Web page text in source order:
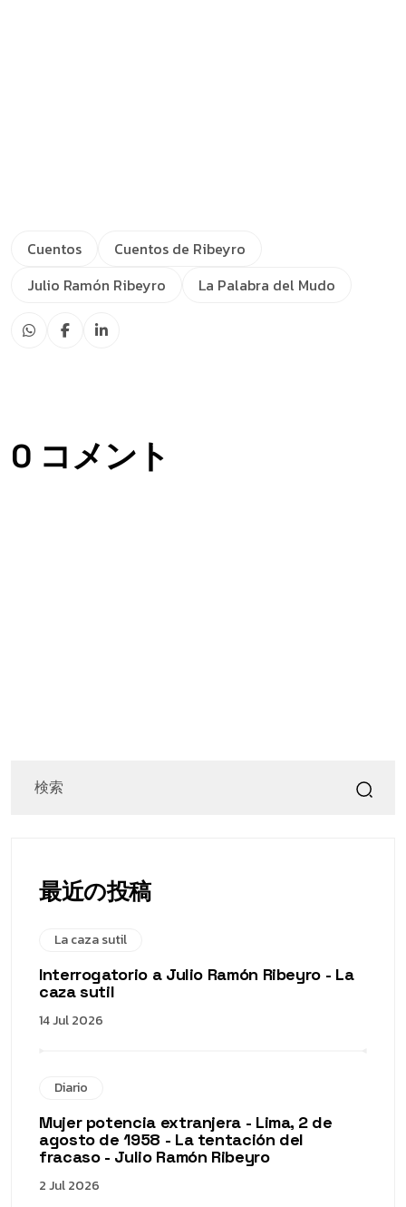
Cuentos
Cuentos de Ribeyro
Julio Ramón Ribeyro
La Palabra del Mudo
0 コメント
最近の投稿
La caza sutil
Interrogatorio a Julio Ramón Ribeyro - La
caza sutil
14 Jul 2026
Diario
Mujer potencia extranjera - Lima, 2 de
agosto de 1958 - La tentación del
fracaso - Julio Ramón Ribeyro
2 Jul 2026